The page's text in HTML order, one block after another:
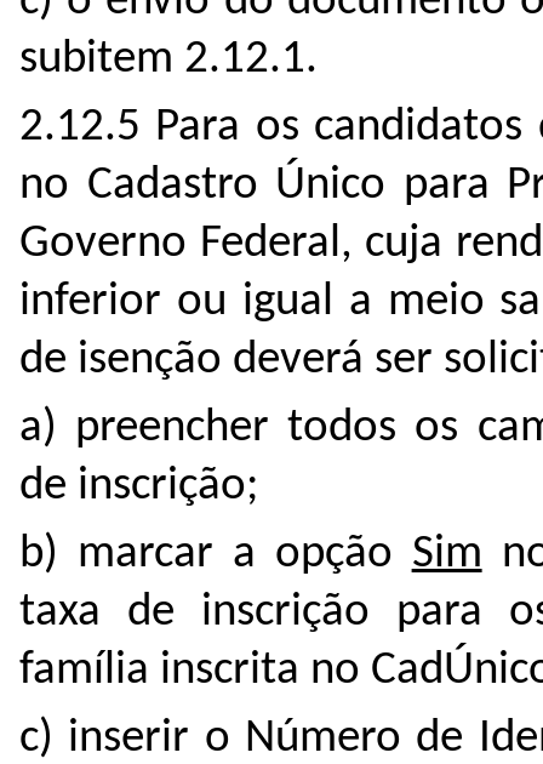
subitem 2.12.1.
2.12.5 Para os
no Cadastro Único para
Governo Federal, cuja
inferior ou igual a meio
de isenção deverá ser
a) preencher todos os
de inscrição;
b) marcar a opção Sim
taxa de inscrição para
família inscrita no
c) inserir o Número de